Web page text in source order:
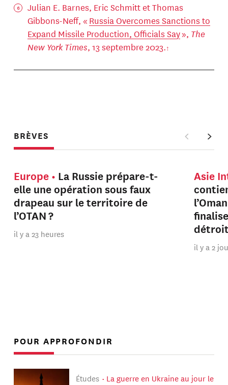
Julian E. Barnes, Eric Schmitt et Thomas
Gibbons-Neff, « Russia Overcomes Sanctions to
Expand Missile Production, Officials Say», The
New York Times, 13 septembre 2023.
BRÈVES
Europe
La Russie prépare-t-
elle une opération sous faux
drapeau sur le territoire de
l’OTAN ?
il y a 23 heures
Asie
il y a 2
POUR APPROFONDIR
Études
La guerre en Ukraine au jour le